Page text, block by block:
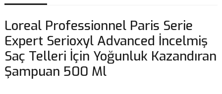
Loreal Professionnel Paris Serie
Expert Serioxyl Advanced İncelmiş
Saç Telleri İçin Yoğunluk Kazandıran
Şampuan 500 Ml